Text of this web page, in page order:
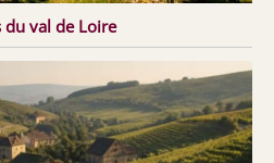
du val de Loire